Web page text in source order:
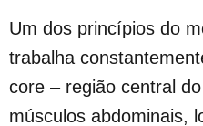
Um dos princípios do
trabalha
core – região central
músculos abdominais,